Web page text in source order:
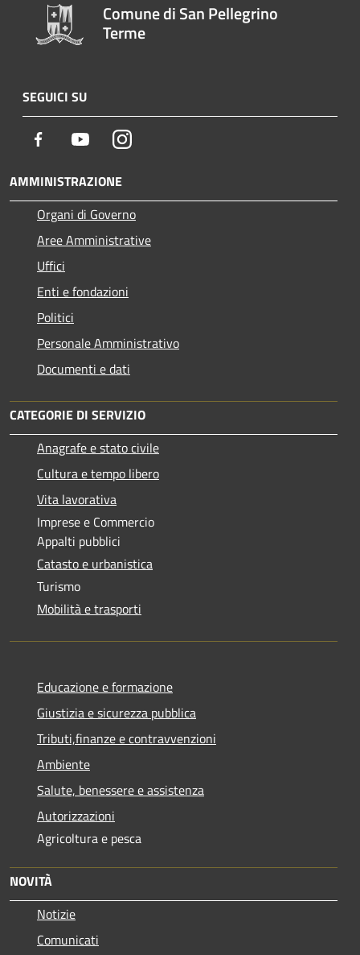
Comune di San Pellegrino
Terme
SEGUICI SU
Facebook YoutubeInstagram
AMMINISTRAZIONE
Organi di Governo
Aree Amministrative
Uffici
Enti e fondazioni
Politici
Personale Amministrativo
Documenti e dati
CATEGORIE DI SERVIZIO
Anagrafe e stato civile
Cultura e tempo libero
Vita lavorativa
Imprese e Commercio
Appalti pubblici
Catasto e urbanistica
Turismo
Mobilità e trasporti
Educazione e formazione
Giustizia e sicurezza pubblica
Tributi,finanze e contravvenzioni
Ambiente
Salute, benessere e assistenza
Autorizzazioni
Agricoltura e pesca
NOVITÀ
Notizie
Comunicati